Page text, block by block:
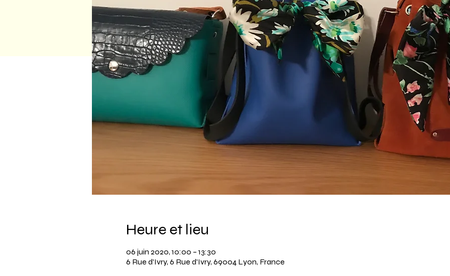
Heure et lieu
06 juin 2020, 10:00 – 13:30
6 Rue d'Ivry, 6 Rue d'Ivry, 69004 Lyon, France